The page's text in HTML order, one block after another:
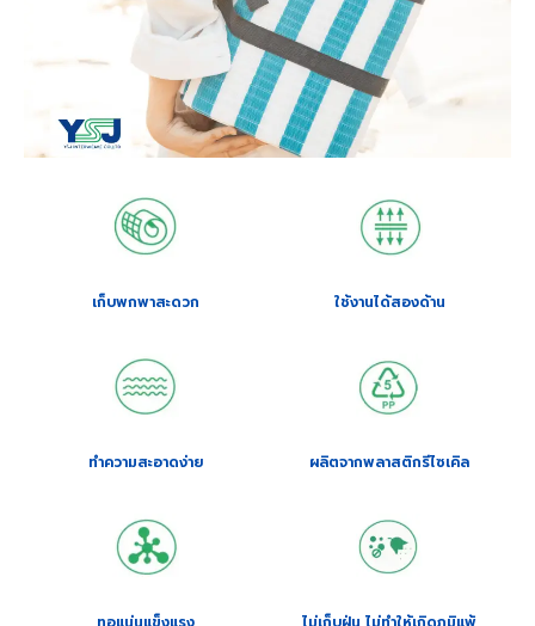
เก็บพกพาสะดวก
ทำความสะอาดง่าย
ใช้งานได้สองด้าน
ผลิตจากพลาสติกรีไซเคิล